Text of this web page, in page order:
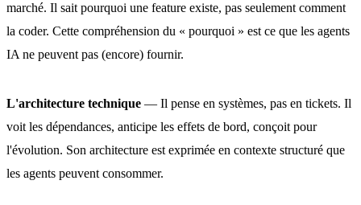
marché. Il sait pourquoi une feature existe, pas seulement comment
la coder. Cette compréhension du « pourquoi » est ce que les agents
IA ne peuvent pas (encore) fournir.
L'architecture technique — Il pense en systèmes, pas en tickets. Il
voit les dépendances, anticipe les effets de bord, conçoit pour
l'évolution. Son architecture est exprimée en contexte structuré que
les agents peuvent consommer.